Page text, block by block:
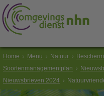
Home Menu Natuur
Soortenmanagementplan
Nieuwsbrieven 2024